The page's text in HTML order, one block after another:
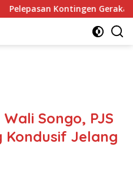
Gerakan Pramuka
Songo, PJS
Kondusif Jelang